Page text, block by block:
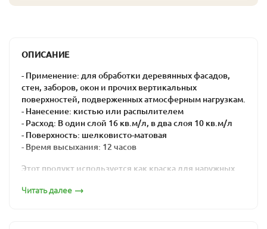
ОПИСАНИЕ
- Применение: для обработки деревянных фасадов,
стен, заборов, окон и прочих вертикальных
поверхностей, подверженных атмосферным нагрузкам.
- Нанесение: кистью или распылителем
- Расход: В один слой 16 кв.м/л, в два слоя 10 кв.м/л
- Поверхность: шелковисто-матовая
- Время высыхания: 12 часов
Этот продукт используется как краска для наружных
профилированного бруса, клееного бруса, наличников,
Читать далее